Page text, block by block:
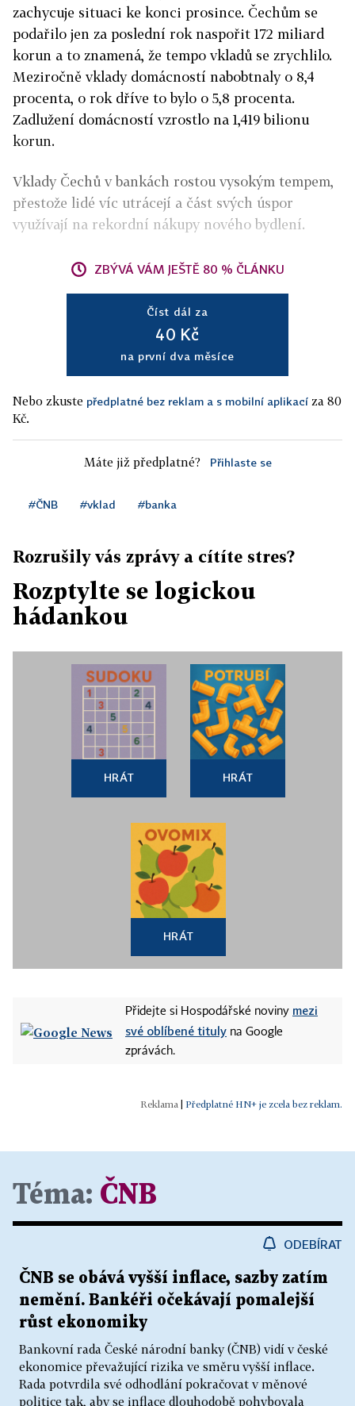
zachycuje situaci ke konci prosince. Čechům se
podařilo jen za poslední rok naspořit 172 miliard
korun a to znamená, že tempo vkladů se zrychlilo.
Meziročně vklady domácností nabobtnaly o 8,4
procenta, o rok dříve to bylo o 5,8 procenta.
Zadlužení domácností vzrostlo na 1,419 bilionu
korun.
Vklady Čechů v bankách rostou vysokým tempem,
přestože lidé víc utrácejí a část svých úspor
využívají na rekordní nákupy nového bydlení.
ZBÝVÁ VÁM JEŠTĚ 80 % ČLÁNKU
Číst dál za
40 Kč
na první dva měsíce
Nebo zkuste předplatné bez reklam a s mobilní aplikací za 80
Kč.
Máte již předplatné? Přihlaste se
#ČNB #vklad #banka
Rozrušily vás zprávy a cítíte stres?
Rozptylte se logickou
hádankou
HRÁT HRÁT
HRÁT
Přidejte si Hospodářské noviny mezi
své oblíbené tituly na Google
zprávách.
Předplatné HN+ je zcela bez reklam.
Téma: ČNB
ODEBÍRAT
ČNB se obává vyšší inflace, sazby zatím
nemění. Bankéři očekávají pomalejší
růst ekonomiky
Bankovní rada České národní banky (ČNB) vidí v české
ekonomice převažující rizika ve směru vyšší inflace.
Rada potvrdila své odhodlání pokračovat v měnové
politice tak, aby se inflace dlouhodobě pohybovala